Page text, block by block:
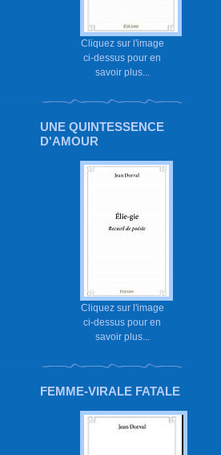
Cliquez sur l'image
ci-dessus pour en
savoir plus...
UNE QUINTESSENCE
D'AMOUR
Cliquez sur l'image
ci-dessus pour en
savoir plus...
FEMME-VIRALE FATALE